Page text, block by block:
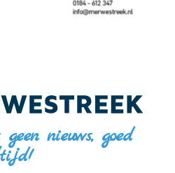
nieuws, goed